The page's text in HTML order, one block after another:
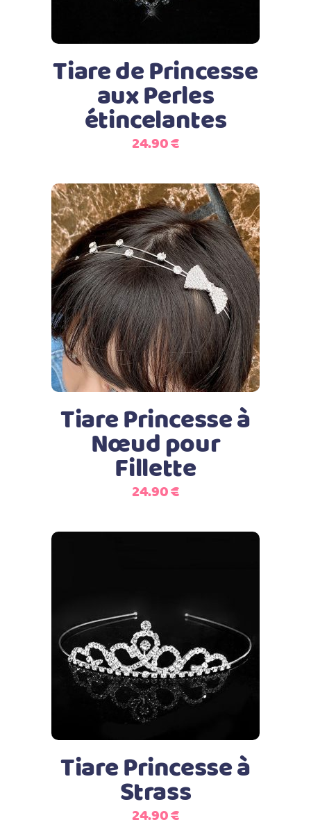
Tiare de Princesse
aux Perles
étincelantes
24.90€
Ajouter au panier
Tiare Princesse à
Nœud pour
Fillette
24.90€
Ajouter au panier
Tiare Princesse à
Strass
24.90€